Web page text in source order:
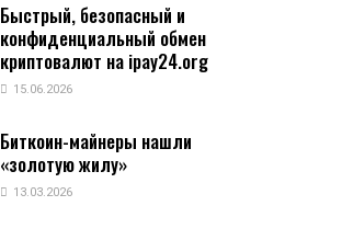
Быстрый, безопасный и
конфиденциальный обмен
криптовалют на ipay24.org
15.06.2026
Биткоин-майнеры нашли
«золотую жилу»
13.03.2026